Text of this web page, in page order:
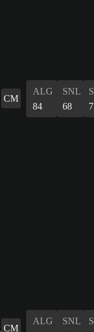
CM
ALG
84
SNL
68
CM
ALG
SNL